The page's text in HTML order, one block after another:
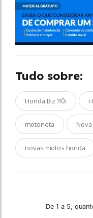
Tudo sobre:
Honda Biz 110i
motoneta
novas motos honda
De 1 a 5,